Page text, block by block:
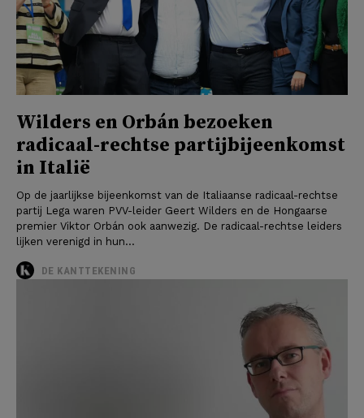
Wilders en Orbán bezoeken
radicaal-rechtse partijbijeenkomst
in Italië
Op de jaarlijkse bijeenkomst van de Italiaanse radicaal-rechtse
partij Lega waren PVV-leider Geert Wilders en de Hongaarse
premier Viktor Orbán ook aanwezig. De radicaal-rechtse leiders
lijken verenigd in hun...
DE KANTTEKENING